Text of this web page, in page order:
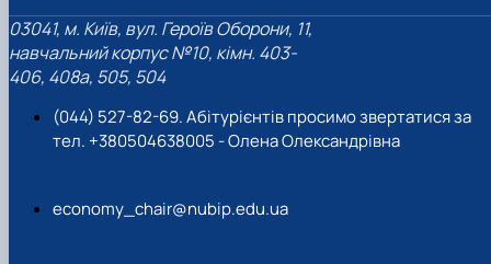
03041, м. Київ, вул. Героїв Оборони, 11,
навчальний корпус №10, кімн. 403-
406, 408a, 505, 504
(044) 527-82-69. Абітурієнтів просимо звертатися за
тел. +380504638005 - Олена Олександрівна
economy_chair@nubip.edu.ua